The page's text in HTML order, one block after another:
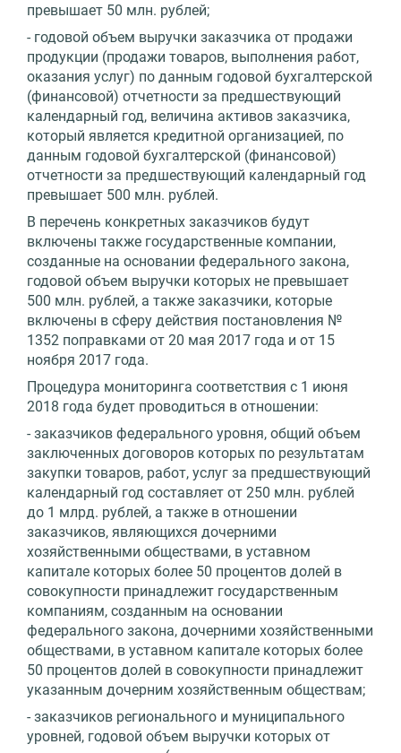
превышает 50 млн. рублей;
- годовой объем выручки заказчика от продажи
продукции (продажи товаров, выполнения работ,
оказания услуг) по данным годовой бухгалтерской
(финансовой) отчетности за предшествующий
календарный год, величина активов заказчика,
который является кредитной организацией, по
данным годовой бухгалтерской (финансовой)
отчетности за предшествующий календарный год
превышает 500 млн. рублей.
В перечень конкретных заказчиков будут
включены также государственные компании,
созданные на основании федерального закона,
годовой объем выручки которых не превышает
500 млн. рублей, а также заказчики, которые
включены в сферу действия постановления №
1352 поправками от 20 мая 2017 года и от 15
ноября 2017 года.
Процедура мониторинга соответствия с 1 июня
2018 года будет проводиться в отношении:
- заказчиков федерального уровня, общий объем
заключенных договоров которых по результатам
закупки товаров, работ, услуг за предшествующий
календарный год составляет от 250 млн. рублей
до 1 млрд. рублей, а также в отношении
заказчиков, являющихся дочерними
хозяйственными обществами, в уставном
капитале которых более 50 процентов долей в
совокупности принадлежит государственным
компаниям, созданным на основании
федерального закона, дочерними хозяйственными
обществами, в уставном капитале которых более
50 процентов долей в совокупности принадлежит
указанным дочерним хозяйственным обществам;
- заказчиков регионального и муниципального
уровней, годовой объем выручки которых от